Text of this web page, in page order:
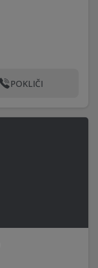
POKLIČI